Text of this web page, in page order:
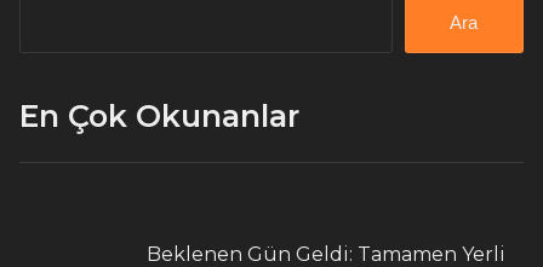
Ara
En Çok Okunanlar
Beklenen Gün Geldi: Tamamen Yerli